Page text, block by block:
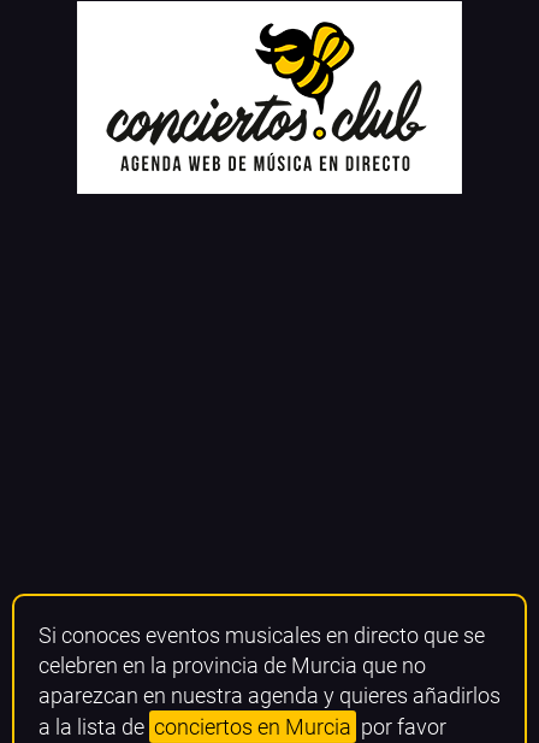
Si conoces eventos musicales en directo que se
celebren en la provincia de Murcia que no
aparezcan en nuestra agenda y quieres añadirlos
a la lista de conciertos en Murcia por favor